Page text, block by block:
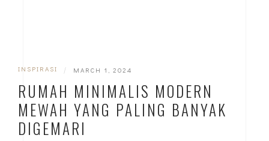
INSPIRASI | MARCH 1, 2024